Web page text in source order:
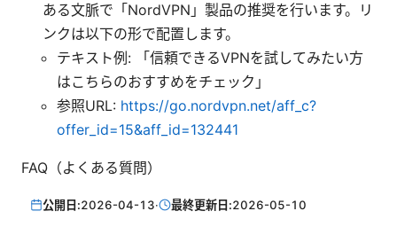
ある文脈で「NordVPN」製品の推奨を行います。リ
ンクは以下の形で配置します。
テキスト例: 「信頼できるVPNを試してみたい方
はこちらのおすすめをチェック」
参照URL: https://go.nordvpn.net/aff_c?
offer_id=15&aff_id=132441
FAQ（よくある質問）
公開日:2026-04-13· 最終更新日:2026-05-10